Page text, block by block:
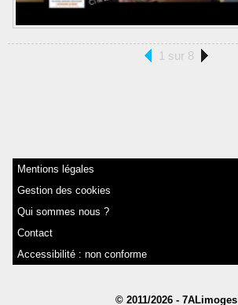
1 sur 8
Mentions légales
Gestion des cookies
Qui sommes nous ?
Contact
Accessibilité : non conforme
© 2011/2026 - 7ALimoges